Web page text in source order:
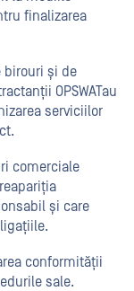
finalizarea
birouri și de
OPSWATau
serviciilor
comerciale
și care
conformității
sale.